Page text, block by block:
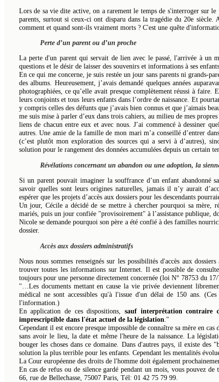
Lors de sa vie dite active, on a rarement le temps de s'interroger sur
parents, surtout si ceux-ci ont disparu dans la tragédie du 20e
comment et quand sont-ils vraiment morts ? C'est une quête
Perte d’un parent ou d’un proche
La perte d'un parent qui servait de lien avec le passé, l'arrivée à un
questions et le désir de laisser des souvenirs et informations à ses
En ce qui me concerne, je suis restée un jour sans parents ni grands-
des albums. Heureusement, j’avais demandé quelques années
photographiées, ce qu’elle avait presque complètement réussi à faire.
leurs conjoints et tous leurs enfants dans l’ordre de naissance. Et
y compris celles des défunts que j’avais bien connus et que j’aimais
me suis mise à parler d’eux dans trois cahiers, au milieu de mes
liens de chacun entre eux et avec nous. J’ai commencé à dessiner
autres. Une amie de la famille de mon mari m’a conseillé d’entrer
(c’est plutôt mon exploration des sources qui a servi à d’autres),
solution pour le rangement des données accumulées depuis un certain
Révélations concernant un abandon ou une adoption, la
Si un parent pouvait imaginer la souffrance d’un enfant abandonné
savoir quelles sont leurs origines naturelles, jamais il n’y aurait
espérer que les projets d’accès aux dossiers pour les descendants
Un jour, Cécile a décidé de se mettre à chercher pourquoi sa mère,
mariés, puis un jour confiée "provisoirement" à l’assistance publique,
Nicole se demande pourquoi son père a été confié à des familles
dossier.
Accès aux dossiers administratifs
Nous nous sommes renseignés sur les possibilités d'accès aux
trouver toutes les informations sur Internet. Il est possible de
toujours pour une personne directement concernée (loi N° 78753 du
"…Les documents mettant en cause la vie privée deviennent
médical ne sont accessibles qu'à l'issue d'un délai de 150 ans.
l'information.)
En application de ces dispositions,sauf interprétation contraire
imprescriptible dans l'état actuel de la législation ."
Cependant il est encore presque impossible de connaître sa mère en
sans avoir le lieu, la date et même l'heure de la naissance. La
bouger les choses dans ce domaine. Dans d'autres pays, il existe des
solution la plus terrible pour les enfants. Cependant les mentalités
La Cour européenne des droits de l'homme doit également
En cas de refus ou de silence gardé pendant un mois, vous pouvez
66, rue de Bellechasse, 75007 Paris, Tél: 01 42 75 79 99.